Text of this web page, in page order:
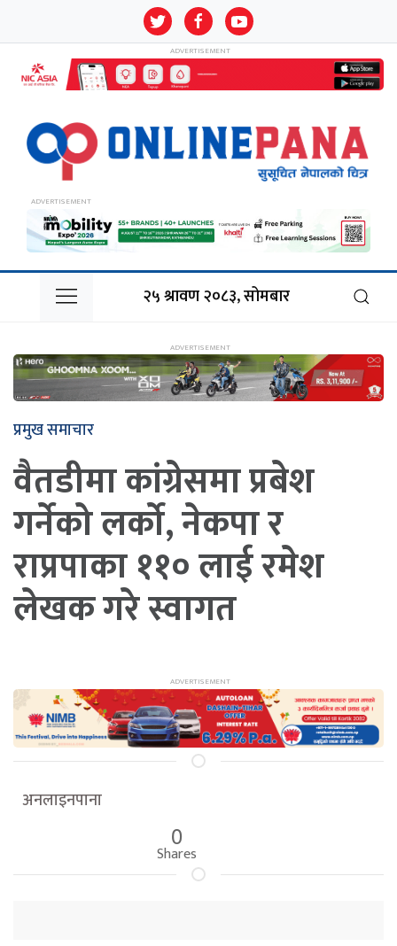
२५ श्रावण २०८३, सोमबार
प्रमुख समाचार
वैतडीमा कांग्रेसमा प्रबेश
गर्नेको लर्को, नेकपा र
राप्रपाका ११० लाई रमेश
लेखक गरे स्वागत
अनलाइनपाना
0
Shares